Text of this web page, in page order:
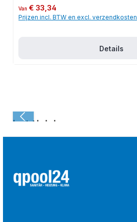
Normale prijs:
Van€ 33,34
Prijzen incl. BTW en excl. verzendkosten
Details
Laatst bekeken: